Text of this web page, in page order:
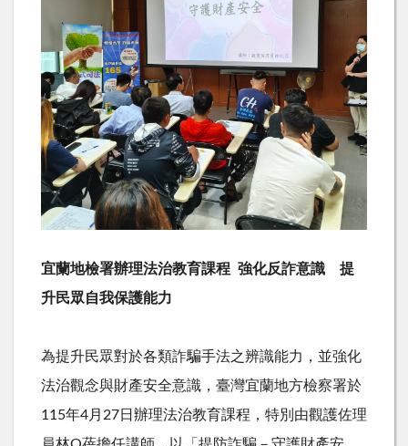
宜蘭地檢署辦理法治教育課程 強化反詐意識 提
升民眾自我保護能力
為提升民眾對於各類詐騙手法之辨識能力，並強化
法治觀念與財產安全意識，臺灣宜蘭地方檢察署於
115年4月 27日辦理法治教育課程，特別由觀護佐理